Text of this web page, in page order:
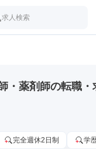
求人検索
・薬剤師の転職・
完全週休2日制 学